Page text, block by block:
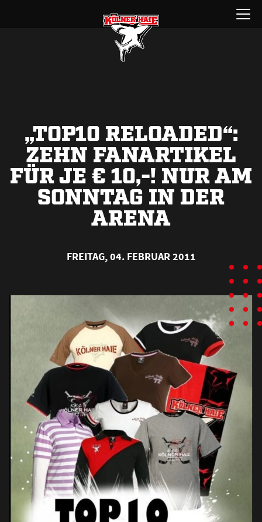
Menü
öffnen
„TOP10 RELOADED“:
ZEHN FANARTIKEL
FÜR JE € 10,-! NUR AM
SONNTAG IN DER
ARENA
FREITAG, 04. FEBRUAR 2011